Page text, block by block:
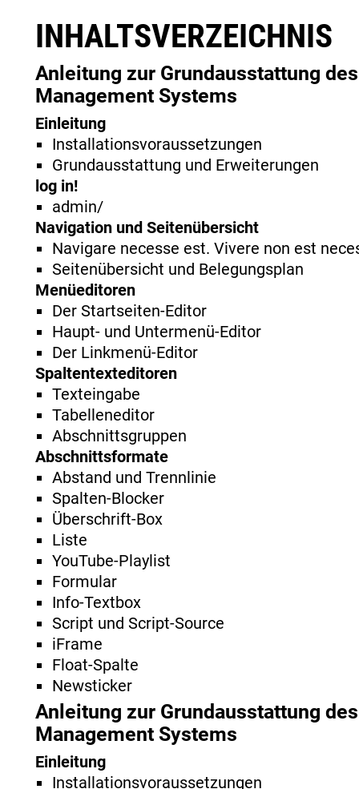
INHALTSVERZEICHNIS
Anleitung zur Grundausstattung
Management Systems
Einleitung
Installationsvoraussetzungen
Grundausstattung und Erweiterungen
log in!
admin/
Navigation und Seitenübersicht
Navigare necesse est. Vivere non est
Seitenübersicht und Belegungsplan
Menüeditoren
Der Startseiten-Editor
Haupt- und Untermenü-Editor
Der Linkmenü-Editor
Spaltentexteditoren
Texteingabe
Tabelleneditor
Abschnittsgruppen
Abschnittsformate
Abstand und Trennlinie
Spalten-Blocker
Überschrift-Box
Liste
YouTube-Playlist
Formular
Info-Textbox
Script und Script-Source
iFrame
Float-Spalte
Newsticker
Anleitung zur Grundausstattung
Management Systems
Einleitung
Installationsvoraussetzungen